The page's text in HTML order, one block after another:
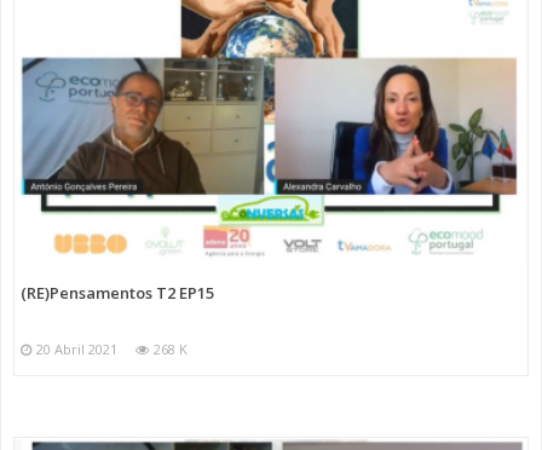
(RE)Pensamentos T2 EP15
20 Abril 2021 268 K